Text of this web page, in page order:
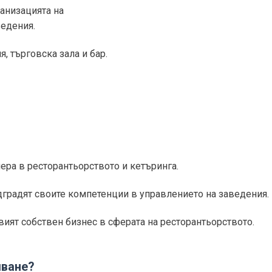
на
търговска зала и бар.
в ресторантьорството и кетъринга.
своите компетенции в управлението на заведения.
собствен бизнес в сферата на ресторантьорството.